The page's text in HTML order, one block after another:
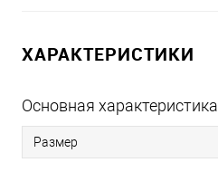
ХАРАКТЕРИСТИКИ
Основная характеристика
Размер